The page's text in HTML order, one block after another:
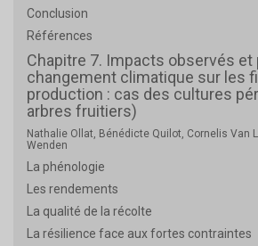
Conclusion
Références
Chapitre 7. Impacts observés et
changement climatique sur les
production : cas des cultures
arbres fruitiers)
Nathalie Ollat, Bénédicte Quilot, Cornelis Van
Wenden
La phénologie
Les rendements
La qualité de la récolte
La résilience face aux fortes contraintes